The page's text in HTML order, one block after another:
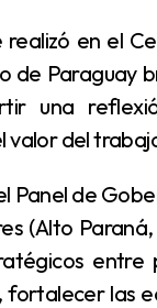
de Paraguay
una
del
(Alto
las